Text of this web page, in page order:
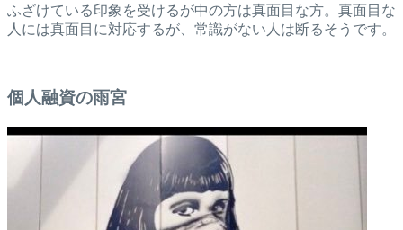
ふざけている印象を受けるが中の方は真面目な方。真面目な
人には真面目に対応するが、常識がない人は断るそうです。
個人融資の雨宮